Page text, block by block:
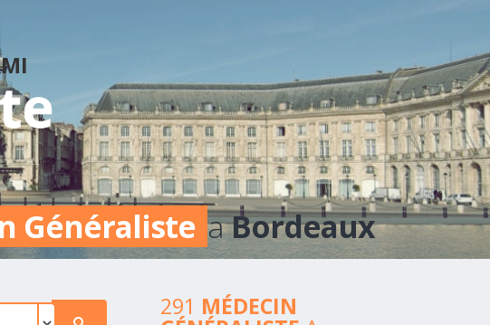
Généraliste aBordeaux
291 MÉDECIN